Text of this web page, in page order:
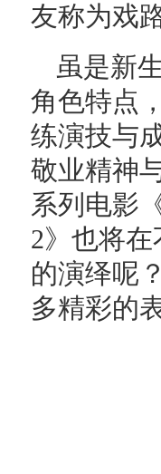
友称为戏
虽是新
角色特点
练演技与
敬业精神
系列电影
2》也将
的演绎呢
多精彩的